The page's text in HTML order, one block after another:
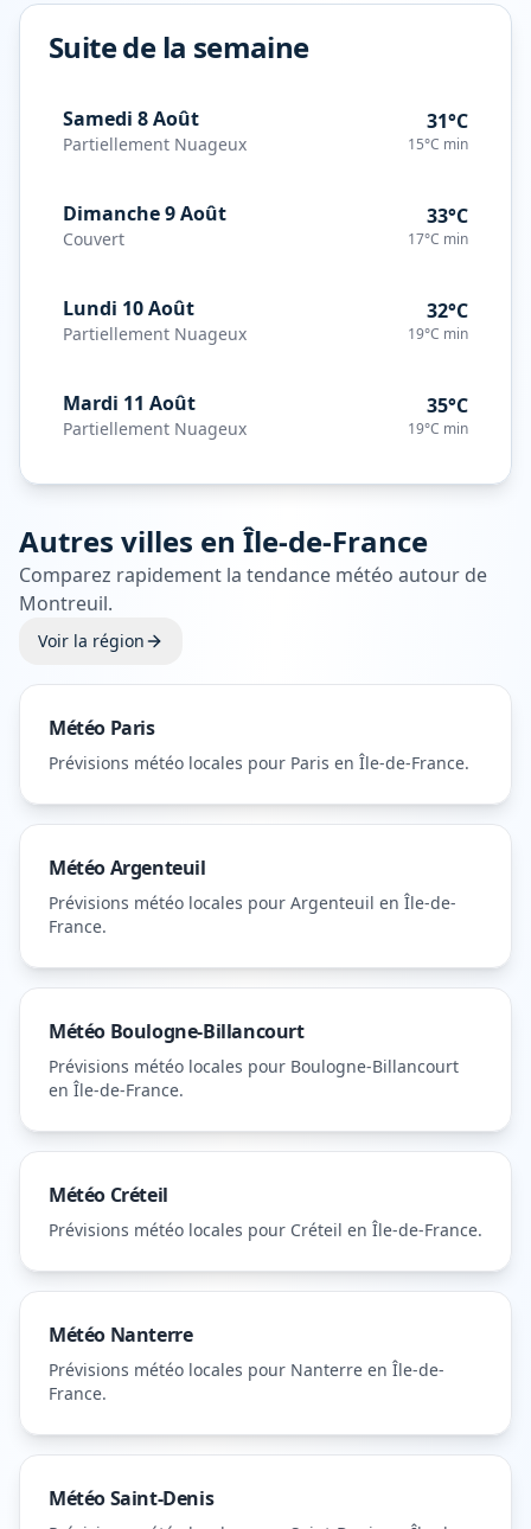
Suite de la semaine
Samedi 8 Août
Partiellement Nuageux
31°C
15°C min
Dimanche 9 Août
Couvert
33°C
17°C min
Lundi 10 Août
Partiellement Nuageux
32°C
19°C min
Mardi 11 Août
Partiellement Nuageux
35°C
19°C min
Autres villes enÎle-de-France
Comparez rapidement la tendance météo autour de
Montreuil.
Voir la région
Météo Paris
Prévisions météo locales pour Paris en Île-de-France.
MétéoArgenteuil
Prévisions météo locales pour Argenteuil en Île-de-
France.
Météo Boulogne-Billancourt
Prévisions météo locales pour Boulogne-Billancourt
en Île-de-France.
Météo Créteil
Prévisions météo locales pour Créteil en Île-de-France.
Météo Nanterre
Prévisions météo locales pour Nanterre en Île-de-
France.
MétéoSaint-Denis